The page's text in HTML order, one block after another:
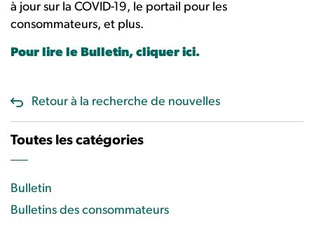
à jour sur la COVID-19, le portail pour les
consommateurs, et plus.
Pour lire le Bulletin, cliquer ici.
Retour à la recherche de nouvelles
Toutes les catégories
Bulletin
Bulletins des consommateurs